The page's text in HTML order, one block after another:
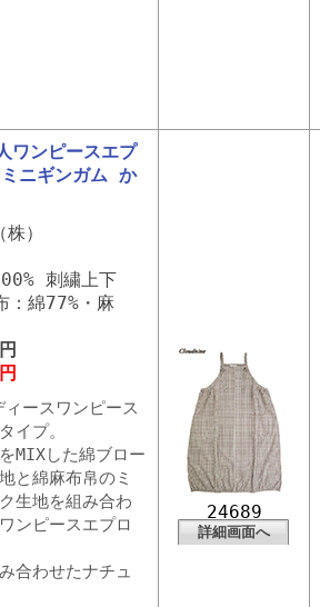
ンピースエプ
ニギンガム か
）
刺繍上下
：綿77%・麻
ースワンピース
イプ。
MIXした綿ブロー
と綿麻布帛のミ
生地を組み合わ
ンピースエプロ
合わせたナチュ
24689
詳細画面へ